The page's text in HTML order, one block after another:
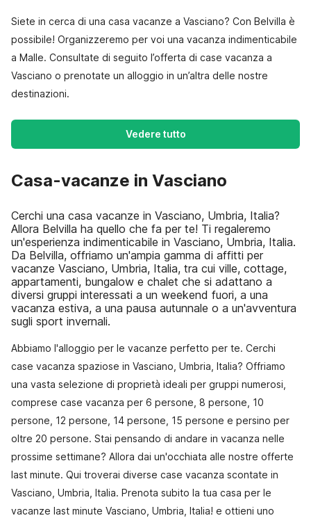
Siete in cerca di una casa vacanze a Vasciano? Con Belvilla è
possibile! Organizzeremo per voi una vacanza indimenticabile
a Malle. Consultate di seguito l’offerta di case vacanza a
Vasciano o prenotate un alloggio in un’altra delle nostre
destinazioni.
Vedere tutto
Casa-vacanze in Vasciano
Cerchi una casa vacanze in Vasciano, Umbria, Italia?
Allora Belvilla ha quello che fa per te! Ti regaleremo
un'esperienza indimenticabile in Vasciano, Umbria, Italia.
Da Belvilla, offriamo un'ampia gamma di affitti per
vacanze Vasciano, Umbria, Italia, tra cui ville, cottage,
appartamenti, bungalow e chalet che si adattano a
diversi gruppi interessati a un weekend fuori, a una
vacanza estiva, a una pausa autunnale o a un'avventura
sugli sport invernali.
Abbiamo l'alloggio per le vacanze perfetto per te. Cerchi
case vacanza spaziose in Vasciano, Umbria, Italia? Offriamo
una vasta selezione di proprietà ideali per gruppi numerosi,
comprese case vacanza per 6 persone, 8 persone, 10
persone, 12 persone, 14 persone, 15 persone e persino per
oltre 20 persone. Stai pensando di andare in vacanza nelle
prossime settimane? Allora dai un'occhiata alle nostre offerte
last minute. Qui troverai diverse case vacanza scontate in
Vasciano, Umbria, Italia. Prenota subito la tua casa per le
vacanze last minute Vasciano, Umbria, Italia! e ottieni uno